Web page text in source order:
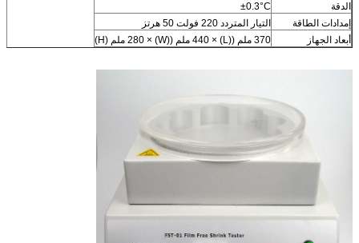
الدقة
±0.3°C
إمدادات الطاقة
التيار المتردد 220 فولت 50 هرتز
أبعاد الجهاز
370 ملم ((L) × 440 ملم ((W) × 280 ملم (H)